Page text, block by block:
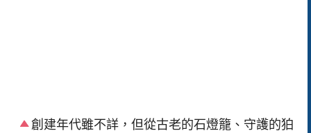
創建年代雖不詳，但從古老的石燈籠、守護的狛